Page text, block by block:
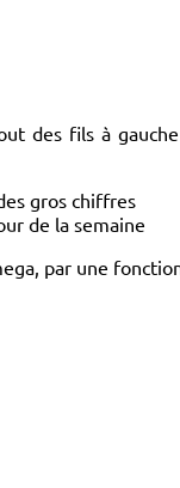
des fils à
gros chiffres
de la semaine
par une